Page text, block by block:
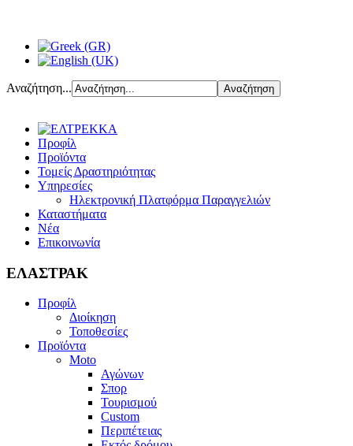
Αναζήτηση...
Προφίλ
Προϊόντα
Τομείς Δραστηριότητας
Υπηρεσίες
Ηλεκτρονική Πλατφόρμα Παραγγελιών
Καταστήματα
Νέα
Επικοινωνία
ΕΛΑΣΤΡΑΚ
Προφίλ
Διοίκηση
Τοποθεσίες
Προϊόντα
Moto
Αγώνων
Σπορ
Τουρισμού
Custom
Περιπέτειας